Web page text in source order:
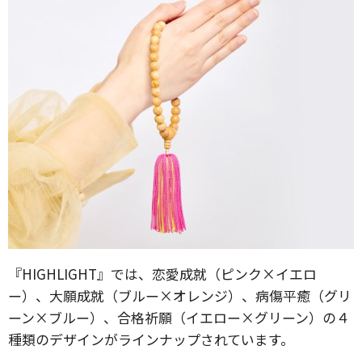
『HIGHLIGHT』では、恋愛成就（ピンク×イエロ
ー）、大願成就（ブルー×オレンジ）、病傷平癒（グリ
ーン×ブルー）、合格祈願（イエロー×グリーン）の４
種類のデザインがラインナップされています。